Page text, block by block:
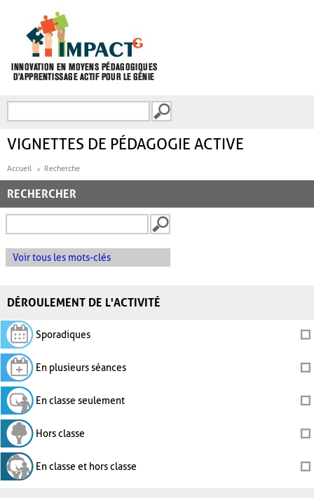
FORMULAIRE DE
VIGNETTES DE PÉDAGOGIE ACTIVE
Accueil Recherche
RECHERCHER
Voir tous les mots-clés
DÉROULEMENT DE L'ACTIVITÉ
Sporadiques
En plusieurs séances
En classe seulement
Hors classe
En classe et hors classe